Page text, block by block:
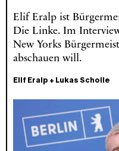
Elif Eralp ist
Die Linke. Im
New Yorks
abschauen will.
Elif Eralp + Lukas Scholle